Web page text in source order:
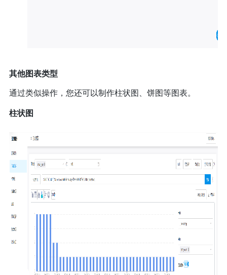
其他图表类型
通过类似操作，您还可以制作柱状图、饼图等图表。
柱状图